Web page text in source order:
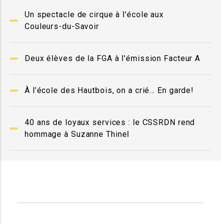
Un spectacle de cirque à l'école aux
Couleurs-du-Savoir
Deux élèves de la FGA à l'émission Facteur A
À l’école des Hautbois, on a crié… En garde!
40 ans de loyaux services : le CSSRDN rend
hommage à Suzanne Thinel